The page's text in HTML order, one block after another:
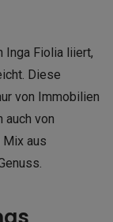
Inga Fiolia liiert,
Diese
von Immobilien
auch von
aus